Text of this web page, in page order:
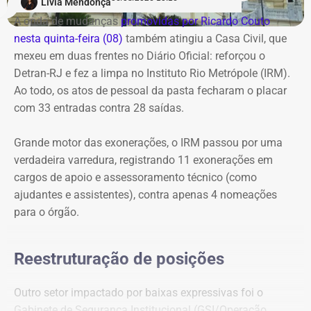
Com informações de G1.
A onda de mudançaspromovidas por Ricardo Couto
nesta quinta-feira (08) também atingiu a Casa Civil, que
mexeu em duas frentes no Diário Oficial: reforçou o
Detran-RJ e fez a limpa no Instituto Rio Metrópole (IRM).
Ao todo, os atos de pessoal da pasta fecharam o placar
com 33 entradas contra 28 saídas.
Grande motor das exonerações, o IRM passou por uma
verdadeira varredura, registrando 11 exonerações em
cargos de apoio e assessoramento técnico (como
ajudantes e assistentes), contra apenas 4 nomeações
para o órgão.
Reestruturação de posições
Outro setor impactado por baixas expressivas foi o